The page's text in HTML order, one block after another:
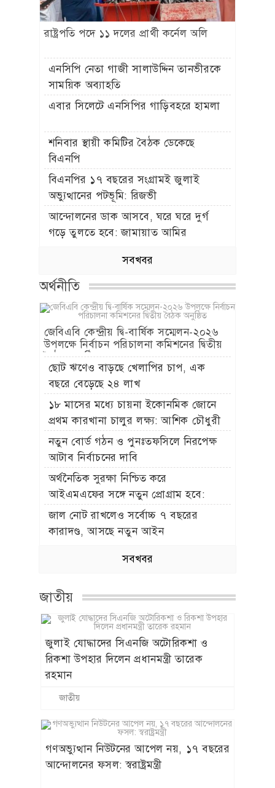
রাষ্ট্রপতি পদে ১১ দলের প্রার্থী কর্নেল অলি
এনসিপি নেতা গাজী সালাউদ্দিন তানভীরকে
সাময়িক অব্যাহতি
এবার সিলেটে এনসিপির গাড়িবহরে হামলা
শনিবার স্থায়ী কমিটির বৈঠক ডেকেছে
বিএনপি
বিএনপির ১৭ বছরের সংগ্রামই জুলাই
অভ্যুত্থানের পটভূমি: রিজভী
আন্দোলনের ডাক আসবে, ঘরে ঘরে দুর্গ
গড়ে তুলতে হবে: জামায়াত আমির
সবখবর
অর্থনীতি
জেবিএবি কেন্দ্রীয় দ্বি-বার্ষিক সম্মেলন-২০২৬
উপলক্ষে নির্বাচন পরিচালনা কমিশনের দ্বিতীয়
বৈঠক অনুষ্ঠিত
ছোট ঋণেও বাড়ছে খেলাপির চাপ, এক
বছরে বেড়েছে ২৪ লাখ
১৮ মাসের মধ্যে চায়না ইকোনমিক জোনে
প্রথম কারখানা চালুর লক্ষ্য: আশিক চৌধুরী
নতুন বোর্ড গঠন ও পুনঃতফসিলে নিরপেক্ষ
আটাব নির্বাচনের দাবি
অর্থনৈতিক সুরক্ষা নিশ্চিত করে
আইএমএফের সঙ্গে নতুন প্রোগ্রাম হবে:
অর্থমন্ত্রী
জাল নোট রাখলেও সর্বোচ্চ ৭ বছরের
কারাদণ্ড, আসছে নতুন আইন
সবখবর
জাতীয়
জুলাই যোদ্ধাদের সিএনজি অটোরিকশা ও
রিকশা উপহার দিলেন প্রধানমন্ত্রী তারেক
রহমান
জাতীয়
গণঅভ্যুত্থান নিউটনের আপেল নয়, ১৭ বছরের
আন্দোলনের ফসল: স্বরাষ্ট্রমন্ত্রী